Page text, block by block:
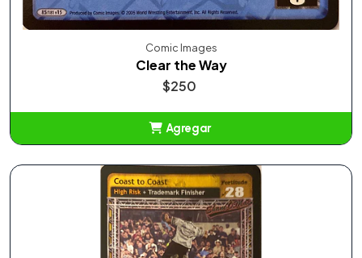
Comic Images
Clear the Way
$250
Agregar